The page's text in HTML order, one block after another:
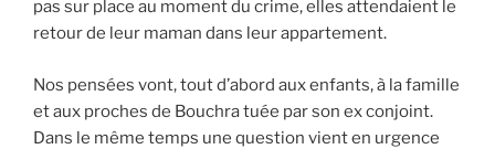
pas sur place au moment du crime, elles attendaient le
retour de leur maman dans leur appartement.
Nos pensées vont, tout d’abord aux enfants, à la famille
et aux proches de Bouchra tuée par son ex conjoint.
Dans le même temps une question vient en urgence